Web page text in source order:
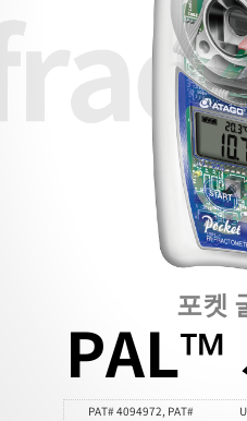
포켓
PAL™
PAT# 4094972, PAT#